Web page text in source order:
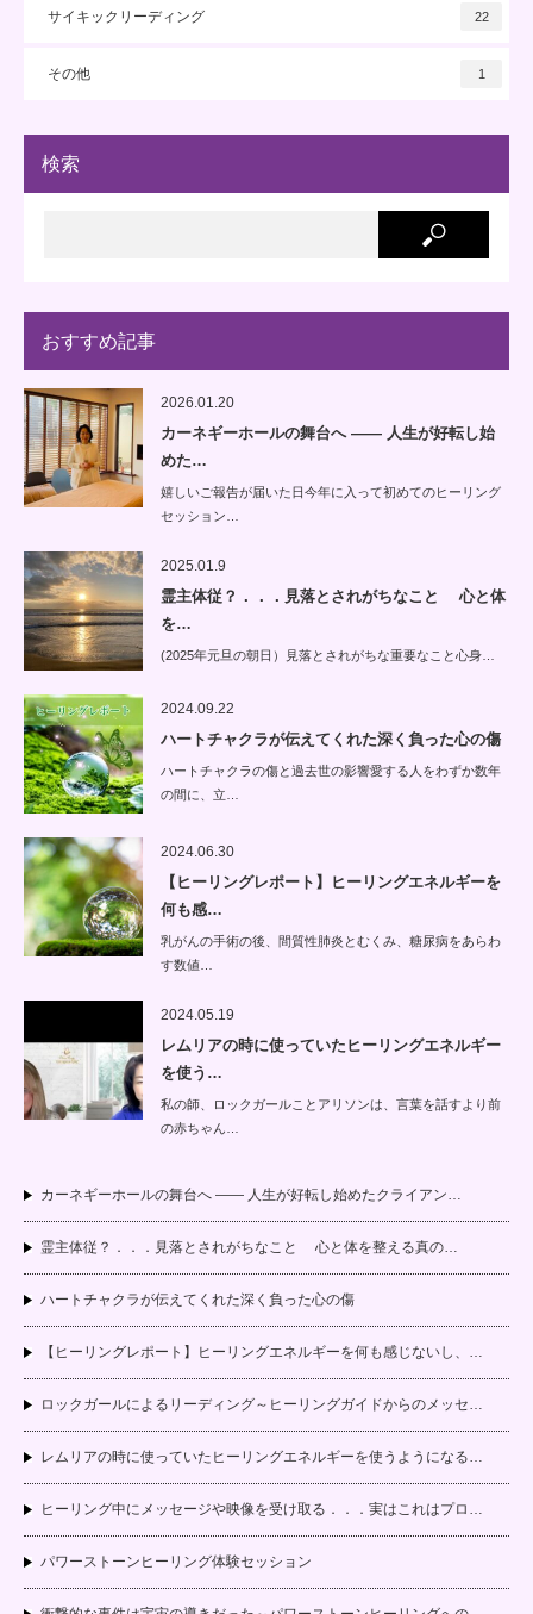
サイキックリーディング 22
その他 1
検索
おすすめ記事
2026.01.20
カーネギーホールの舞台へ —— 人生が好転し始
めた…
嬉しいご報告が届いた日今年に入って初めてのヒーリング
セッション…
2025.01.9
霊主体従？．．．見落とされがちなこと 心と体
を…
(2025年元旦の朝日）見落とされがちな重要なこと心身…
2024.09.22
ハートチャクラが伝えてくれた深く負った心の傷
ハートチャクラの傷と過去世の影響愛する人をわずか数年
の間に、立…
2024.06.30
【ヒーリングレポート】ヒーリングエネルギーを
何も感…
乳がんの手術の後、間質性肺炎とむくみ、糖尿病をあらわ
す数値…
2024.05.19
レムリアの時に使っていたヒーリングエネルギー
を使う…
私の師、ロックガールことアリソンは、言葉を話すより前
の赤ちゃん…
カーネギーホールの舞台へ —— 人生が好転し始めたクライアン…
霊主体従？．．．見落とされがちなこと 心と体を整える真の…
ハートチャクラが伝えてくれた深く負った心の傷
【ヒーリングレポート】ヒーリングエネルギーを何も感じないし、…
ロックガールによるリーディング～ヒーリングガイドからのメッセ…
レムリアの時に使っていたヒーリングエネルギーを使うようになる…
ヒーリング中にメッセージや映像を受け取る．．．実はこれはプロ…
パワーストーンヒーリング体験セッション